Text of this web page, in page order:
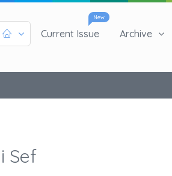
New
Current Issue Archive
Sef